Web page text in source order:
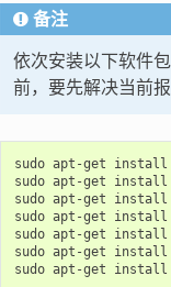
备注
依次安装以下软件
前，要先解决当前报
sudo apt-get install
sudo apt-get install
sudo apt-get install
sudo apt-get install
sudo apt-get install
sudo apt-get install
sudo apt-get install